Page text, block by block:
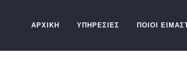
ΑΡΧΙΚΗ ΥΠΗΡΕΣΙΕΣ ΠΟΙΟΙ